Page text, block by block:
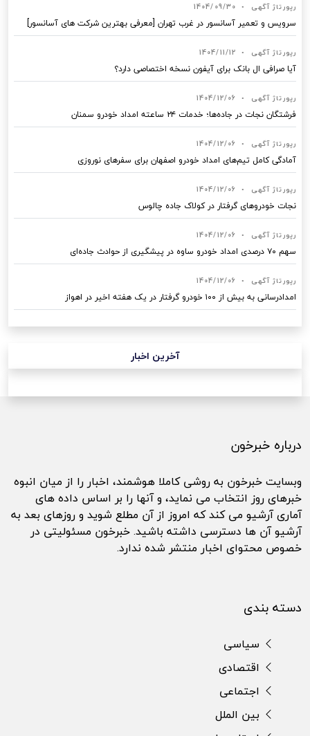
رپورتاژ آگهی •
1404/09/30
سرویس و تعمیر آسانسور در غرب تهران [معرفی بهترین شرکت های آسانسور]
رپورتاژ آگهی •
1404/11/12
آیا صرافی ال بانک برای آیفون نسخه اختصاصی دارد؟
رپورتاژ آگهی •
1404/12/06
فرشتگان نجات در جاده‌ها؛ خدمات ۲۴ ساعته امداد خودرو سمنان
رپورتاژ آگهی •
1404/12/06
آمادگی کامل تیم‌های امداد خودرو اصفهان برای سفرهای نوروزی
رپورتاژ آگهی •
1404/12/06
نجات خودروهای گرفتار در کولاک جاده چالوس
رپورتاژ آگهی •
1404/12/06
سهم ۷۰ درصدی امداد خودرو ساوه در پیشگیری از حوادث جاده‌ای
رپورتاژ آگهی •
1404/12/06
امدادرسانی به بیش از ۱۰۰ خودرو گرفتار در یک هفته اخیر در اهواز
آخرین اخبار
درباره خبرخون
وبسایت خبرخون به روشی کاملا هوشمند، اخبار را از میان انبوه
خبرهای روز انتخاب می نماید، و آنها را بر اساس داده های
آماری آرشیو می کند که امروز از آن مطلع شوید و روزهای بعد به
آرشیو آن ها دسترسی داشته باشید. خبرخون مسئولیتی در
خصوص محتوای اخبار منتشر شده ندارد.
دسته بندی
سیاسی
اقتصادی
اجتماعی
بین الملل